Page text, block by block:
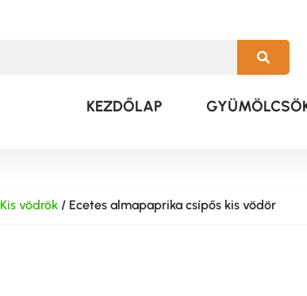
KEZDŐLAP
Kis vödrök/ Ecetes almapaprika csípős kis vödör